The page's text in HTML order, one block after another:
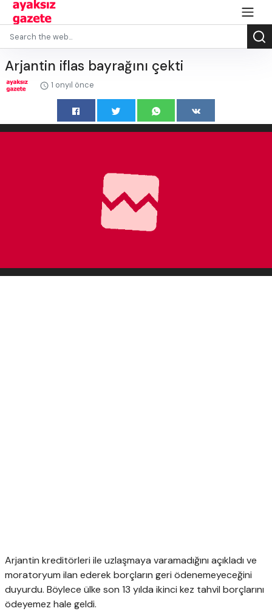
Arjantin iflas bayrağını çekti
1 onyıl önce
Arjantin kreditörleri ile uzlaşmaya varamadığını açıkladı ve
moratoryum ilan ederek borçların geri ödenemeyeceğini
duyurdu. Böylece ülke son 13 yılda ikinci kez tahvil borçlarını
ödeyemez hale geldi.